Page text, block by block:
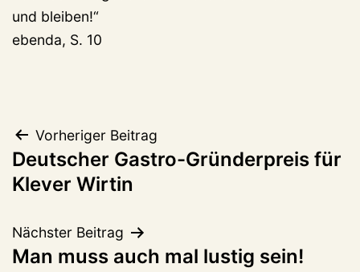
und bleiben!“
ebenda, S. 10
Beitragsnavigation
Vorheriger Beitrag
Deutscher Gastro-Gründerpreis für
Klever Wirtin
Nächster Beitrag
Man muss auch mal lustig sein!